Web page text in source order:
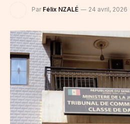
Par Félix NZALÉ 24 avril, 2026